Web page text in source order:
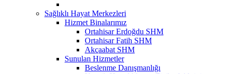
Sağlıklı Hayat Merkezleri
Hizmet Binalarımız
Ortahisar Erdoğdu SHM
Ortahisar Fatih SHM
Akçaabat SHM
Sunulan Hizmetler
Beslenme Danışmanlığı